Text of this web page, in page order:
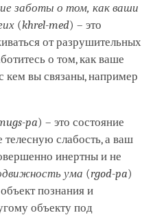
заботы о том, как ваши
(khrel-med) – это
от разрушительных
о том, как ваше
кем вы связаны, например
pa) – это состояние
телесную слабость, а ваш
инертны и не
ума (rgod-pa)
познания и
объекту под